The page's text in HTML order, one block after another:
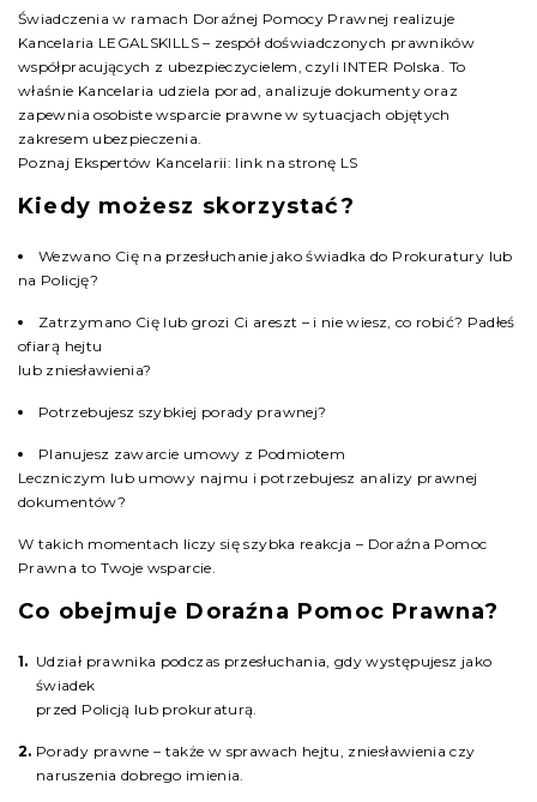
Świadczenia w ramach Doraźnej Pomocy Prawnej realizuje
Kancelaria LEGALSKILLS – zespół doświadczonych prawników
współpracujących z ubezpieczycielem, czyli INTER Polska. To
właśnie Kancelaria udziela porad, analizuje dokumenty oraz
zapewnia osobiste wsparcie prawne w sytuacjach objętych
zakresem ubezpieczenia.
Poznaj Ekspertów Kancelarii: link na stronę LS
Kiedy możesz skorzystać?
Wezwano Cię na przesłuchanie jako świadka do Prokuratury lub
na Policję?
Zatrzymano Cię lub grozi Ci areszt – i nie wiesz, co robić? Padłeś
ofiarą hejtu
lub zniesławienia?
Potrzebujesz szybkiej porady prawnej?
Planujesz zawarcie umowy z Podmiotem
Leczniczym lub umowy najmu i potrzebujesz analizy prawnej
dokumentów?
W takich momentach liczy się szybka reakcja – Doraźna Pomoc
Prawna to Twoje wsparcie.
Co obejmuje Doraźna Pomoc Prawna?
Udział prawnika podczas przesłuchania, gdy występujesz jako
świadek
przed Policją lub prokuraturą.
Porady prawne – także w sprawach hejtu, zniesławienia czy
naruszenia dobrego imienia.